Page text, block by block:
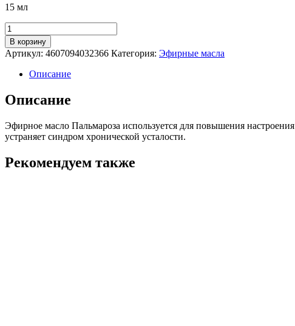
15 мл
Количество
товара
Эфирное
масло
Пальмароза
В корзину
Артикул: 4607094032366 Категория: Эфирные масла
Описание
Описание
Эфирное масло Пальмароза используется для повышения
устраняет синдром хронической усталости.
Рекомендуем также